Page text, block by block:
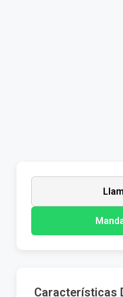
Características